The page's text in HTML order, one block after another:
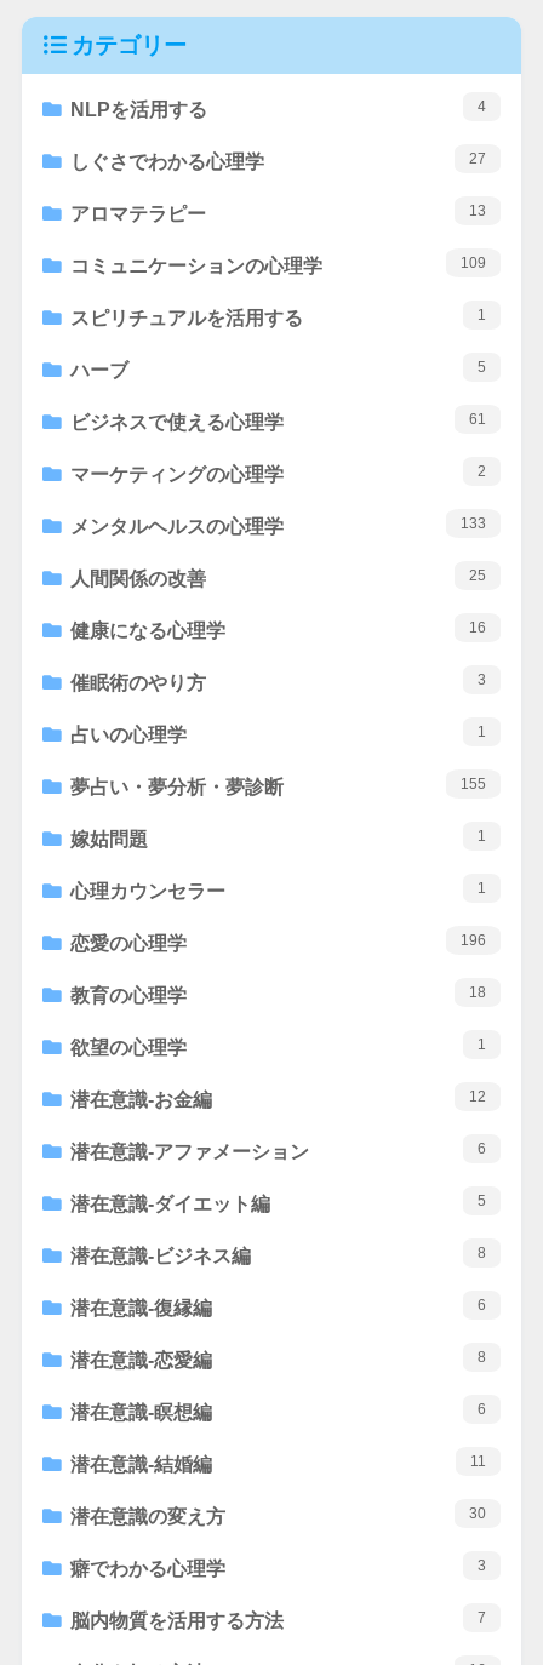
カテゴリー
NLPを活用する 4
しぐさでわかる心理学 27
アロマテラピー 13
コミュニケーションの心理学 109
スピリチュアルを活用する 1
ハーブ 5
ビジネスで使える心理学 61
マーケティングの心理学 2
メンタルヘルスの心理学 133
人間関係の改善 25
健康になる心理学 16
催眠術のやり方 3
占いの心理学 1
夢占い・夢分析・夢診断 155
嫁姑問題 1
心理カウンセラー 1
恋愛の心理学 196
教育の心理学 18
欲望の心理学 1
潜在意識-お金編 12
潜在意識-アファメーション 6
潜在意識-ダイエット編 5
潜在意識-ビジネス編 8
潜在意識-復縁編 6
潜在意識-恋愛編 8
潜在意識-瞑想編 6
潜在意識-結婚編 11
潜在意識の変え方 30
癖でわかる心理学 3
脳内物質を活用する方法 7